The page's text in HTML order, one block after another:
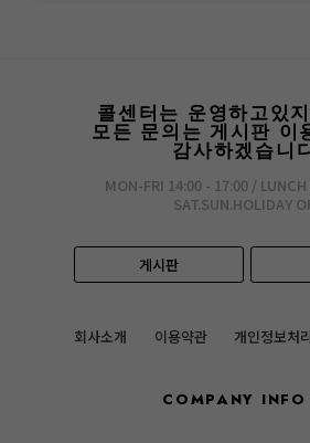
콜센터는 운영하고있
모든 문의는 게시판 이
감사하겠습니
MON-FRI 14:00 - 17:00 /
SAT.SUN.HOLIDAY
게시판
회사소개 이용약관 개인정보처
COMPANY INFO